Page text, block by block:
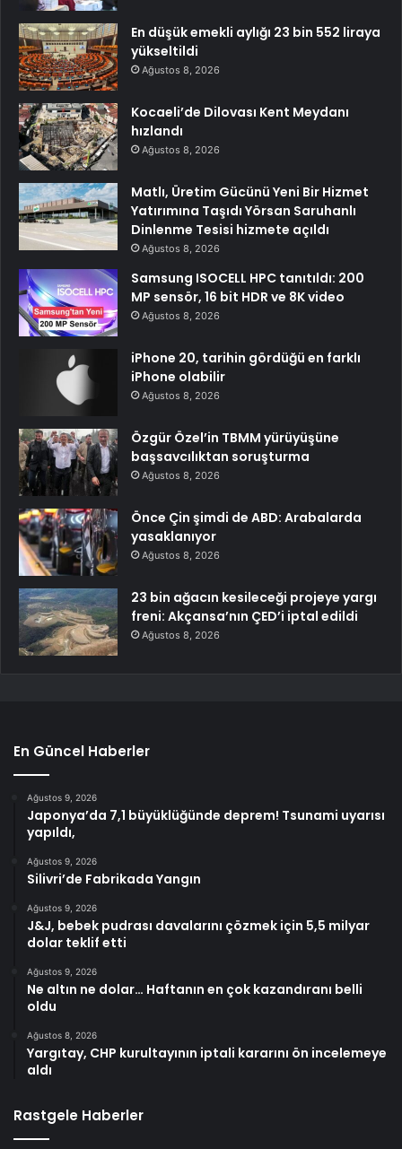
En düşük emekli aylığı 23 bin 552 liraya
yükseltildi
Ağustos 8, 2026
Kocaeli’de Dilovası Kent Meydanı
hızlandı
Ağustos 8, 2026
Matlı, Üretim Gücünü Yeni Bir Hizmet
Yatırımına Taşıdı Yörsan Saruhanlı
Dinlenme Tesisi hizmete açıldı
Ağustos 8, 2026
Samsung ISOCELL HPC tanıtıldı: 200
MP sensör, 16 bit HDR ve 8K video
Ağustos 8, 2026
iPhone 20, tarihin gördüğü en farklı
iPhone olabilir
Ağustos 8, 2026
Özgür Özel’in TBMM yürüyüşüne
başsavcılıktan soruşturma
Ağustos 8, 2026
Önce Çin şimdi de ABD: Arabalarda
yasaklanıyor
Ağustos 8, 2026
23 bin ağacın kesileceği projeye yargı
freni: Akçansa’nın ÇED’i iptal edildi
Ağustos 8, 2026
En Güncel Haberler
Ağustos 9, 2026
Japonya’da 7,1 büyüklüğünde deprem! Tsunami uyarısı
yapıldı,
Ağustos 9, 2026
Silivri’de Fabrikada Yangın
Ağustos 9, 2026
J&J, bebek pudrası davalarını çözmek için 5,5 milyar
dolar teklif etti
Ağustos 9, 2026
Ne altın ne dolar… Haftanın en çok kazandıranı belli
oldu
Ağustos 8, 2026
Yargıtay, CHP kurultayının iptali kararını ön incelemeye
aldı
Rastgele Haberler